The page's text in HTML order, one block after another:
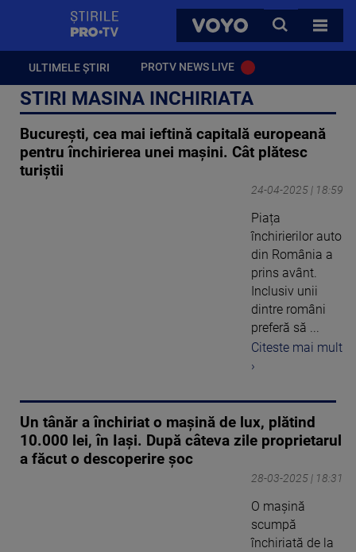
VOYO
CAUTA
TOATE
ULTIMELE ȘTIRI PROTV NEWS LIVE
STIRI MASINA INCHIRIATA
București, cea mai ieftină capitală europeană
pentru închirierea unei mașini. Cât plătesc
turiștii
24-04-2025 | 18:59
Piața
închirierilor auto
din România a
prins avânt.
Inclusiv unii
dintre români
preferă să ...
Citeste mai mult
›
Un tânăr a închiriat o mașină de lux, plătind
10.000 lei, în Iași. După câteva zile proprietarul
a făcut o descoperire șoc
28-03-2025 | 18:31
O mașină
scumpă
închiriată de la